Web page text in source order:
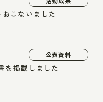
こないました
公表資料
を掲載しました